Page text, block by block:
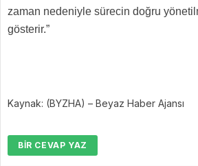
zaman nedeniyle sürecin doğru
gösterir.”
Kaynak: (BYZHA) – Beyaz Haber Ajansı
BIR CEVAP YAZ